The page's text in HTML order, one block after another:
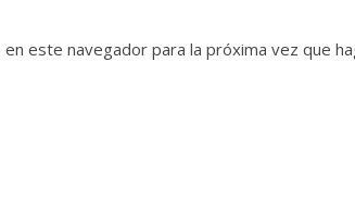
este navegador para la próxima vez que